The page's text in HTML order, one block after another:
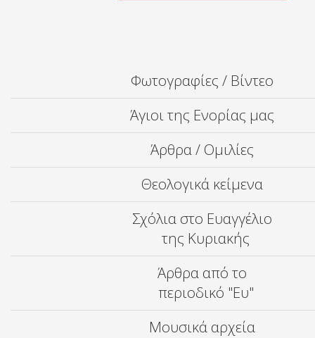
Φωτογραφίες / Βίντεο
Άγιοι της Ενορίας μας
Άρθρα / Ομιλίες
Θεολογικά κείμενα
Σχόλια στο Ευαγγέλιο
της Κυριακής
Άρθρα από το
περιοδικό "Ευ"
Μουσικά αρχεία